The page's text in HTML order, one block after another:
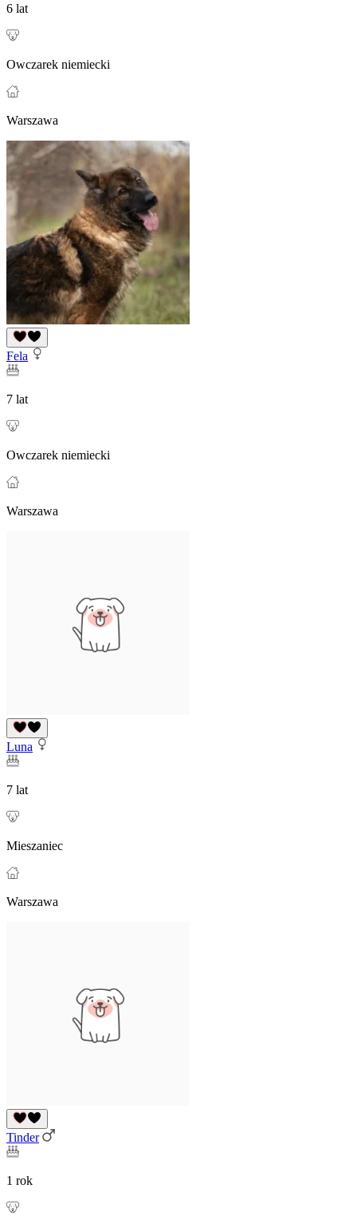
6 lat
Owczarek niemiecki
Warszawa
Fela
7 lat
Owczarek niemiecki
Warszawa
Luna
7 lat
Mieszaniec
Warszawa
Tinder
1 rok